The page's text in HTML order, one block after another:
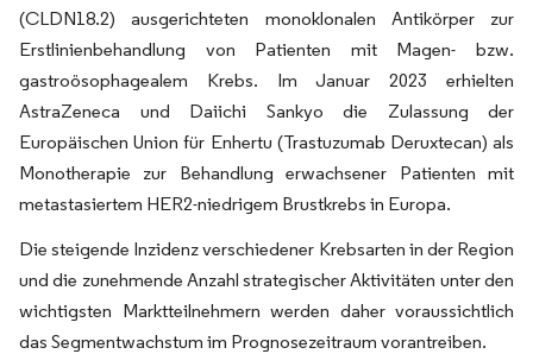
(CLDN18.2) ausgerichteten monoklonalen Antikörper zur
Erstlinienbehandlung von Patienten mit Magen- bzw.
gastroösophagealem Krebs. Im Januar 2023 erhielten
AstraZeneca und Daiichi Sankyo die Zulassung der
Europäischen Union für Enhertu (Trastuzumab Deruxtecan) als
Monotherapie zur Behandlung erwachsener Patienten mit
metastasiertem HER2-niedrigem Brustkrebs in Europa.
Die steigende Inzidenz verschiedener Krebsarten in der Region
und die zunehmende Anzahl strategischer Aktivitäten unter den
wichtigsten Marktteilnehmern werden daher voraussichtlich
das Segmentwachstum im Prognosezeitraum vorantreiben.